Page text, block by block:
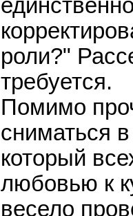
роли?"
требуется.
Помимо
сниматься
который
любовью к
весело